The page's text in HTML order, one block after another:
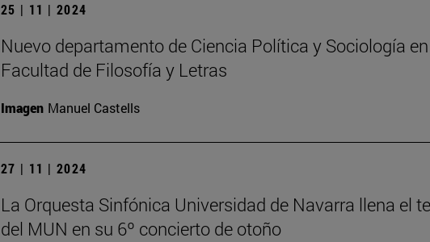
25 | 11 | 2024
Nuevo departamento de Ciencia Política y Sociología
Facultad de Filosofía y Letras
Imagen Manuel Castells
27 | 11 | 2024
La Orquesta Sinfónica Universidad de Navarra llena el
del MUN en su 6º concierto de otoño